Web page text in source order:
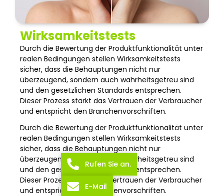
Wirksamkeitstests
Durch die Bewertung der Produktfunktionalität unter
realen Bedingungen stellen Wirksamkeitstests
sicher, dass die Behauptungen nicht nur
überzeugend, sondern auch wahrheitsgetreu sind
und den gesetzlichen Standards entsprechen.
Dieser Prozess stärkt das Vertrauen der Verbraucher
und entspricht den Branchenvorschriften.
Durch die Bewertung der Produktfunktionalität unter
realen Bedingungen stellen Wirksamkeitstests
sicher, dass die Behauptungen nicht nur
überzeugend, sondern auch wahrheitsgetreu sind
und den gesetzlichen Standards entsprechen.
Dieser Prozess stärkt das Vertrauen der Verbraucher
und entspricht den Branchenvorschriften.
Rufen Sie an.
E-Mail